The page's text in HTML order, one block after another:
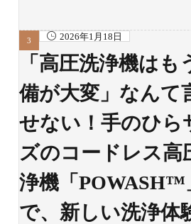
2026年1月18日
「高圧洗浄機はも
備が大変」なんて
せない！手のひら
ズのコードレス高
浄機「POWASH™
で、新しい洗浄体